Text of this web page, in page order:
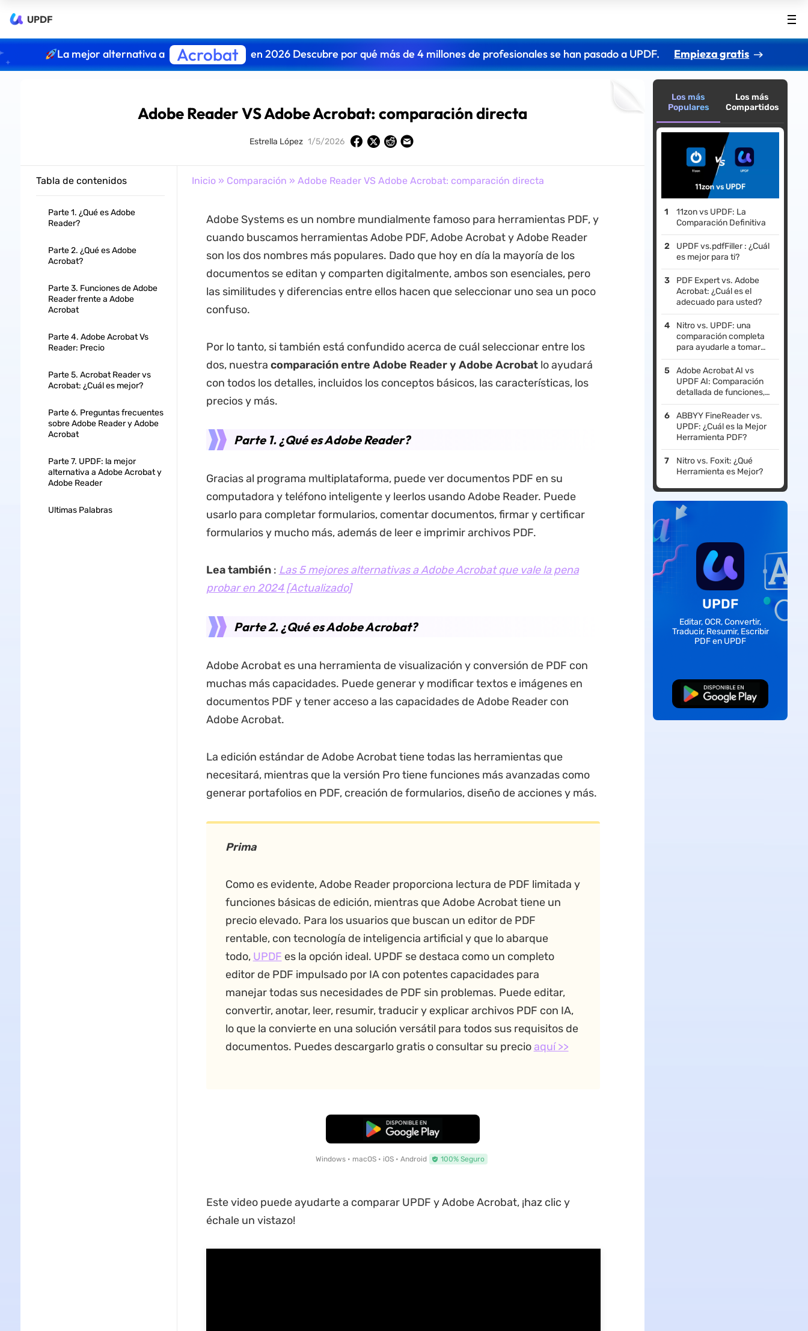
UPDF
La mejor alternativa a Acrobat en 2026 Descubre por qué más de 4 millones de profesionales se han pasado a UPDF. Empieza gratis
Adobe Reader VS Adobe Acrobat: comparación directa
Estrella López 1/5/2026
Tabla de contenidos
Parte 1. ¿Qué es Adobe
Reader?
Parte 2. ¿Qué es Adobe
Acrobat?
Parte 3. Funciones de Adobe
Reader frente a Adobe
Acrobat
Parte 4. Adobe Acrobat Vs
Reader: Precio
Parte 5. Acrobat Reader vs
Acrobat: ¿Cuál es mejor?
Parte 6. Preguntas frecuentes
sobre Adobe Reader y Adobe
Acrobat
Parte 7. UPDF: la mejor
alternativa a Adobe Acrobat y
Adobe Reader
Ultimas Palabras
Inicio» Comparación » Adobe Reader VS Adobe Acrobat: comparación directa
Adobe Systems es un nombre mundialmente famoso para herramientas PDF, y
cuando buscamos herramientas Adobe PDF, Adobe Acrobat y Adobe Reader
son los dos nombres más populares. Dado que hoy en día la mayoría de los
documentos se editan y comparten digitalmente, ambos son esenciales, pero
las similitudes y diferencias entre ellos hacen que seleccionar uno sea un poco
confuso.
Por lo tanto, si también está confundido acerca de cuál seleccionar entre los
dos, nuestra comparación entre Adobe Reader y Adobe Acrobatlo ayudará
con todos los detalles, incluidos los conceptos básicos, las características, los
precios y más.
Parte 1. ¿Qué es Adobe Reader?
Gracias al programa multiplataforma, puede ver documentos PDF en su
computadora y teléfono inteligente y leerlos usando Adobe Reader. Puede
usarlo para completar formularios, comentar documentos, firmar y certificar
formularios y mucho más, además de leer e imprimir archivos PDF.
Lea también: Las 5 mejores alternativas a Adobe Acrobat que vale la pena
probar en 2024 [Actualizado]
Parte 2. ¿Qué es Adobe Acrobat?
Adobe Acrobat es una herramienta de visualización y conversión de PDF con
muchas más capacidades. Puede generar y modificar textos e imágenes en
documentos PDF y tener acceso a las capacidades de Adobe Reader con
Adobe Acrobat.
La edición estándar de Adobe Acrobat tiene todas las herramientas que
necesitará, mientras que la versión Pro tiene funciones más avanzadas como
generar portafolios en PDF, creación de formularios, diseño de acciones y más.
Prima
Como es evidente, Adobe Reader proporciona lectura de PDF limitada y
funciones básicas de edición, mientras que Adobe Acrobat tiene un
precio elevado. Para los usuarios que buscan un editor de PDF
rentable, con tecnología de inteligencia artificial y que lo abarque
todo, UPDF es la opción ideal. UPDF se destaca como un completo
editor de PDF impulsado por IA con potentes capacidades para
manejar todas sus necesidades de PDF sin problemas. Puede editar,
convertir, anotar, leer, resumir, traducir y explicar archivos PDF con IA,
lo que la convierte en una solución versátil para todos sus requisitos de
documentos. Puedes descargarlo gratis o consultar su precioaquí >>
Descarga Gratuita
Windows • macOS • iOS • Android 100% Seguro
Este video puede ayudarte a comparar UPDF y Adobe Acrobat, ¡haz clic y
échale un vistazo!
Los más
Populares
Los más
Compartidos
11zon vs UPDF: La
Comparación Definitiva
UPDF vs.pdfFiller : ¿Cuál
es mejor para ti?
PDF Expert vs. Adobe
Acrobat: ¿Cuál es el
adecuado para usted?
Nitro vs. UPDF: una
comparación completa
para ayudarle a tomar
una mejor decisión
Adobe Acrobat AI vs
UPDF AI: Comparación
detallada de funciones,
rendimiento y precios
ABBYY FineReader vs.
UPDF: ¿Cuál es la Mejor
Herramienta PDF?
Nitro vs. Foxit: ¿Qué
Herramienta es Mejor?
UPDF
Editar, OCR, Convertir,
Traducir, Resumir, Escribir
PDF en UPDF
Descarga Gratuita